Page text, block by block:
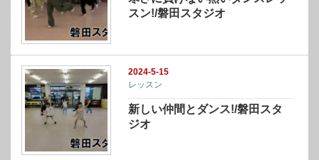
スン!/磐田スタジオ
2024-5-15
レッスン
新しい仲間とダンス!/磐田スタ
ジオ